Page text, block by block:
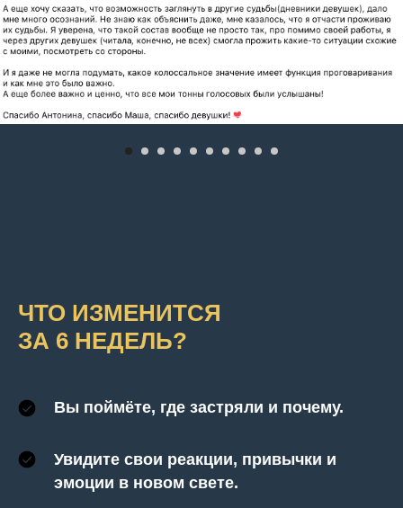
ЧТО ИЗМЕНИТСЯ
ЗА 6 НЕДЕЛЬ?
Вы поймёте, где застряли и почему.
Увидите свои реакции, привычки и
эмоции в новом свете.